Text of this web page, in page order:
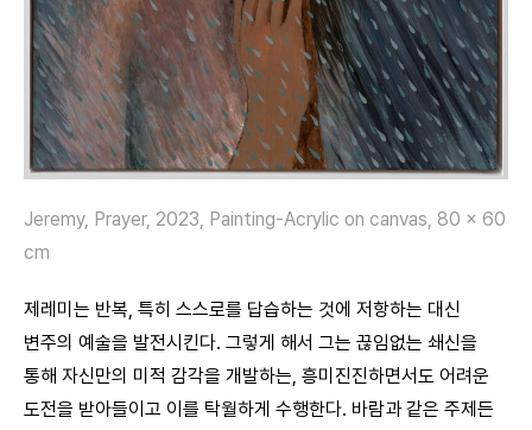
Jeremy, Prayer, 2023, Painting-Acrylic on canvas, 80 x 60
cm
제레미는 반복, 특히 스스로를 답습하는 것에 저항하는 대신
변주의 예술을 발전시킨다. 그렇게 해서 그는 끊임없는 쇄신을
통해 자신만의 미적 감각을 개발하는, 흥미진진하면서도 어려운
도전을 받아들이고 이를 탁월하게 수행한다. 바람과 같은 주제든